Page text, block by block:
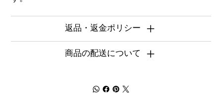
返品・返金ポリシー
商品の配送について